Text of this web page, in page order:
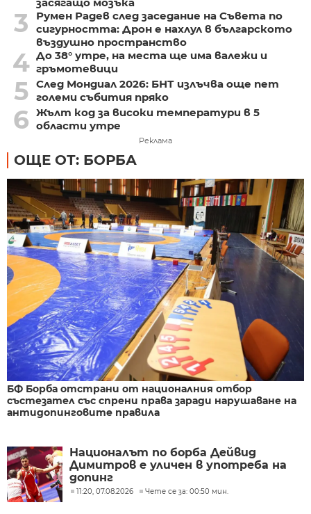
3
Румен Радев след заседание на Съвета по
сигурността: Дрон е нахлул в българското
въздушно пространство
4 До 38° утре, на места ще има валежи и
гръмотевици
5 След Мондиал 2026: БНТ излъчва още пет
големи събития пряко
6 Жълт код за високи температури в 5
области утре
Реклама
ОЩЕ ОТ: БОРБА
БФ Борба отстрани от националния отбор
състезател със спрени права заради нарушаване на
антидопинговите правила
Националът по борба Дейвид
Димитров е уличен в употреба на
допинг
11:20, 07.08.2026 Чете се за: 00:50 мин.